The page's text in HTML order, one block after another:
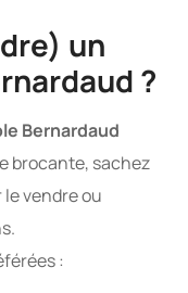
un
?
Bernardaud
brocante, sachez
vendre ou
: